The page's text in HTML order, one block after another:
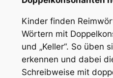
Kinder finden
Wörtern mit
und „Keller“. So üben
erkennen und dabei
Schreibweise mit